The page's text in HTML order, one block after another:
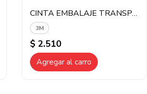
CINTA EMBALAJE TRANSPARENTE 3M
3M
$ 2.510
Agregar al carro